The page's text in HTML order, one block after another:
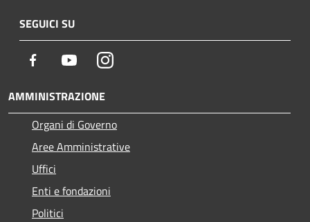
SEGUICI SU
Facebook YoutubeInstagram
AMMINISTRAZIONE
Organi di Governo
Aree Amministrative
Uffici
Enti e fondazioni
Politici